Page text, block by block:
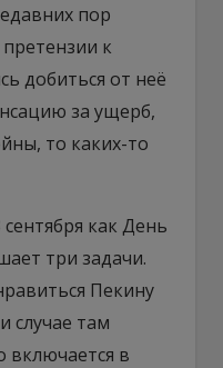
пор
к
добиться от неё
за ущерб,
то каких-то
как День
три задачи.
Пекину
случае там
включается в